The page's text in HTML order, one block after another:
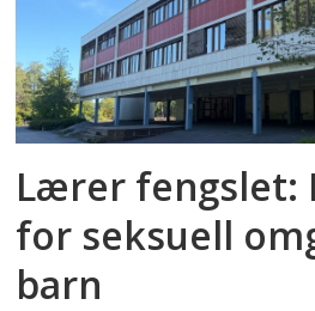
Lærer fengslet:
for seksuell
barn